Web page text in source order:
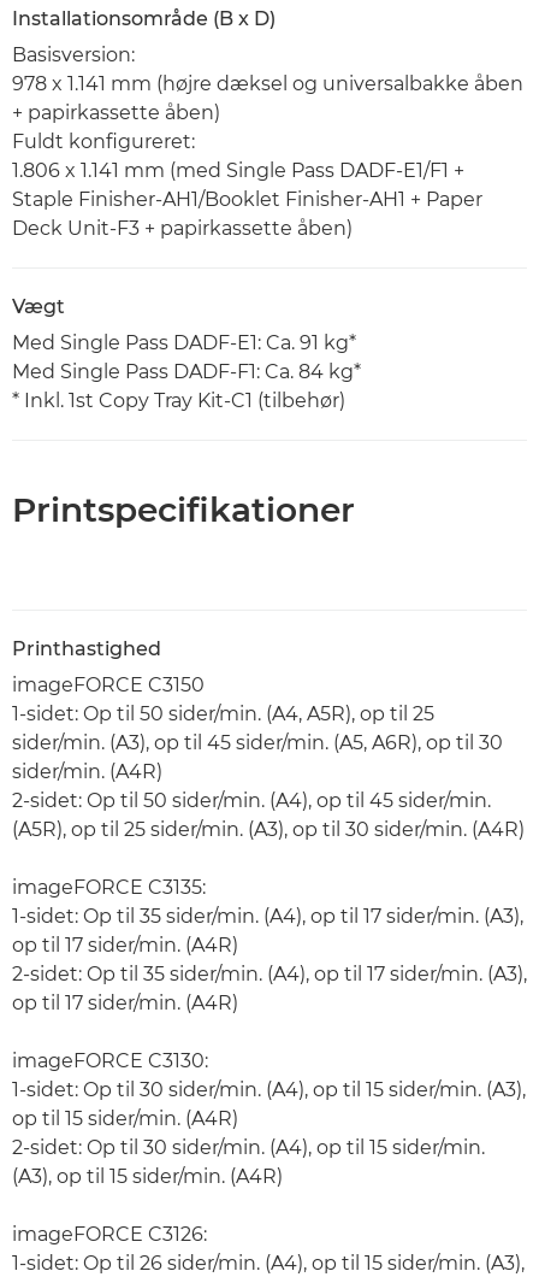
Installationsområde (B x D)
Basisversion:
978 x 1.141 mm (højre dæksel og universalbakke åben
+ papirkassette åben)
Fuldt konfigureret:
1.806 x 1.141 mm (med Single Pass DADF-E1/F1 +
Staple Finisher-AH1/Booklet Finisher-AH1 + Paper
Deck Unit-F3 + papirkassette åben)
Vægt
Med Single Pass DADF-E1: Ca. 91 kg*
Med Single Pass DADF-F1: Ca. 84 kg*
* Inkl. 1st Copy Tray Kit-C1 (tilbehør)
Printspecifikationer
Printhastighed
imageFORCE C3150
1-sidet: Op til 50 sider/min. (A4, A5R), op til 25
sider/min. (A3), op til 45 sider/min. (A5, A6R), op til 30
sider/min. (A4R)
2-sidet: Op til 50 sider/min. (A4), op til 45 sider/min.
(A5R), op til 25 sider/min. (A3), op til 30 sider/min. (A4R)
imageFORCE C3135:
1-sidet: Op til 35 sider/min. (A4), op til 17 sider/min. (A3),
op til 17 sider/min. (A4R)
2-sidet: Op til 35 sider/min. (A4), op til 17 sider/min. (A3),
op til 17 sider/min. (A4R)
imageFORCE C3130:
1-sidet: Op til 30 sider/min. (A4), op til 15 sider/min. (A3),
op til 15 sider/min. (A4R)
2-sidet: Op til 30 sider/min. (A4), op til 15 sider/min.
(A3), op til 15 sider/min. (A4R)
imageFORCE C3126:
1-sidet: Op til 26 sider/min. (A4), op til 15 sider/min. (A3),